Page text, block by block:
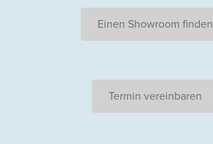
Einen Showroom finden
Termin vereinbaren